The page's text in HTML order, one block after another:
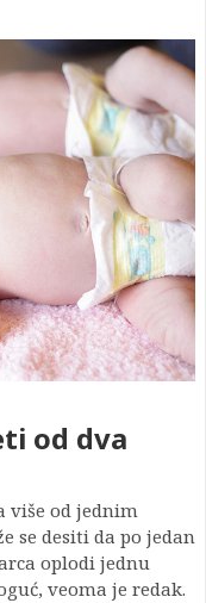
od dva
više od jednim
se desiti da po jedan
oplodi jednu
veoma je redak.